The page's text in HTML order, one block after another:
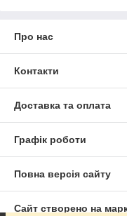
Про нас
Контакти
Доставка та оплата
Графік роботи
Повна версія сайту
Сайт створено на